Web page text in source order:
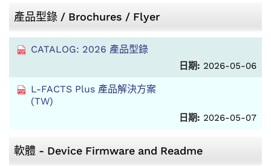
產品型錄 / Brochures / Flyer
CATALOG: 2026 產品型錄
日期: 2026-05-06
L-FACTS Plus 產品解決方案
(TW)
日期: 2026-05-07
軟體 - Device Firmware and Readme